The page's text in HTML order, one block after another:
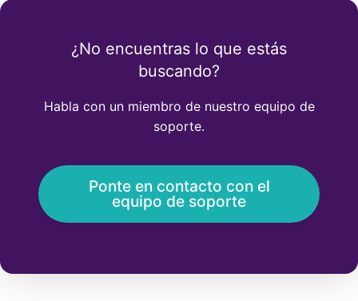
¿No encuentras lo que estás
buscando?
Habla con un miembro de nuestro equipo de
soporte.
Ponte en contacto con el
equipo de soporte